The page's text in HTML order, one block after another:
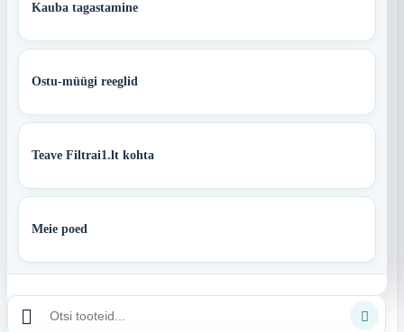
Kauba tagastamine
Ostu-müügi reeglid
Teave Filtrai1.lt kohta
Meie poed
 